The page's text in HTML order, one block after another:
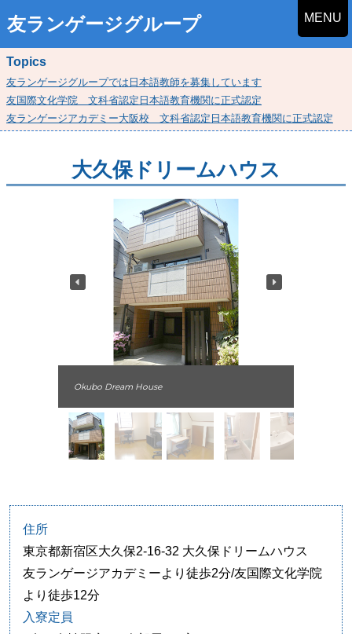
友ランゲージグループ MENU
Topics
友ランゲージグループでは日本語教師を募集しています
友国際文化学院 文科省認定日本語教育機関に正式認定
友ランゲージアカデミー大阪校 文科省認定日本語教育機関に正式認定
大久保ドリームハウス
Okubo Dream House
住所
東京都新宿区大久保2-16-32 大久保ドリームハウス
友ランゲージアカデミーより徒歩2分/友国際文化学院
より徒歩12分
入寮定員